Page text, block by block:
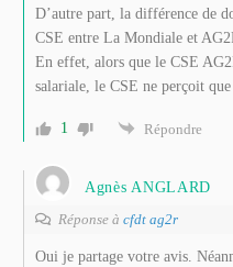
D’autre part, la différence de
CSE entre La Mondiale et
En effet, alors que le CSE
salariale, le CSE ne perçoit
1 Répondre
Agnès ANGLARD
Réponse à cfdt ag2r
Oui je partage votre avis.